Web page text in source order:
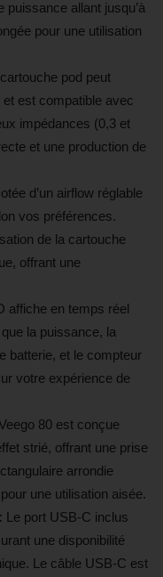
allant jusqu’à
pour une utilisation
pod peut
et est compatible avec
impédances (0,3 et
et une production de
d’un airflow réglable
vos préférences.
de la cartouche
offrant une
affiche en temps réel
la puissance, la
batterie, et le compteur
votre expérience de
80 est conçue
strié, offrant une prise
arrondie
une utilisation aisée.
Le port USB-C inclus
une disponibilité
Le câble USB-C est